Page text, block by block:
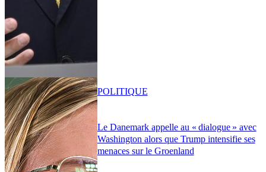
Le Danemark appelle au « dialogue » avec
Washington alors que Trump intensifie ses
menaces sur le Groenland
POLITIQUE